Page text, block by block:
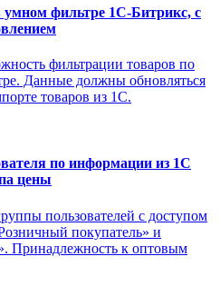
умном фильтре 1С-Битрикс, с
фильтрации товаров по
Данные должны обновляться
товаров из 1С.
по информации из 1С
цены
пользователей с доступом
покупатель» и
Принадлежность к оптовым